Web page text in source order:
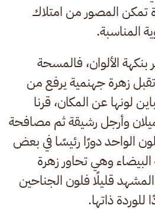
تمكن المصور من امتلاك
المناسبة.
الألوان، فالمسحة
زهرة جهنمية يرفع من
لونها عن المكان، قرنا
وأرجل رشيقة ثم مصافحة
الواحد دورًا رئيسًا في بعض
البيضاء وهي تحاور زهرة
المشهد قليلًا فلون الجناحين
ذاتها.